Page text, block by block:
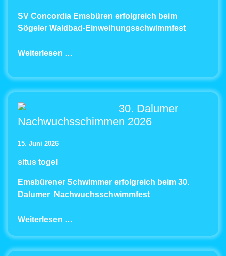
SV Concordia Emsbüren erfolgreich beim
Sögeler Waldbad-Einweihungsschwimmfest
Weiterlesen …
30. Dalumer
Nachwuchsschimmen 2026
15. Juni 2026
situs togel
Emsbürener Schwimmer erfolgreich beim 30.
Dalumer
Nachwuchsschwimmfest
Weiterlesen …